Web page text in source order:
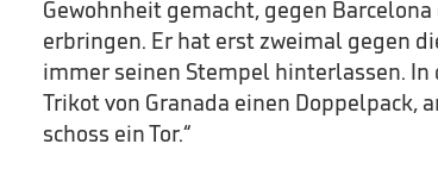
Gewohnheit gemacht, gegen
erbringen. Er hat erst zweimal gegen
immer seinen Stempel hinterlassen.
Trikot von Granada einen Doppelpack,
schoss ein Tor.“